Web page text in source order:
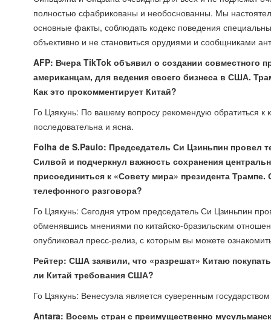
полностью сфабрикованы и необоснованны. Мы
основные факты, соблюдать кодекс поведения
объективно и не становиться орудиями и сообщниками
AFP: Вчера TikTok объявил о создании совместного
американцам, для ведения своего бизнеса в США.
Как это прокомментирует Китай?
Го Цзякунь: По вашему вопросу рекомендую обратиться
последовательна и ясна.
Folha de S.Paulo: Председатель Си Цзиньпин
Силвой и подчеркнул важность сохранения
присоединиться к «Совету мира» президента
телефонного разговора?
Го Цзякунь: Сегодня утром председатель Си Цзиньпин
обменявшись мнениями по китайско-бразильским
опубликовал пресс-релиз, с которым вы можете
Рейтер: США заявили, что «разрешат» Китаю
ли Китай требования США?
Го Цзякунь: Венесуэла является суверенным
Antara: Восемь стран с преимущественно